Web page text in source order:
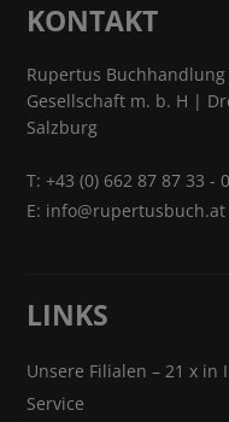
KONTAKT
Rupertus
Gesellschaft m. b. H |
Salzburg
T:+43 (0) 662 87 87 33 - 0
E: info@rupertusbuch.at
LINKS
Unsere Filialen – 21 x in
Service